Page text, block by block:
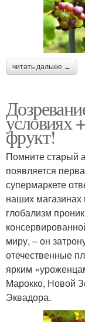
читать дальше →
условиях
фрукт!
Помните старый
появляется
супермаркете
наших
глобализм
миру, – он
отечественные
ярким
Марокко, Новой
Эквадора.